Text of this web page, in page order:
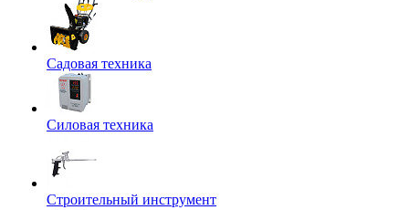
Садовая техника
Силовая техника
Строительный инструмент